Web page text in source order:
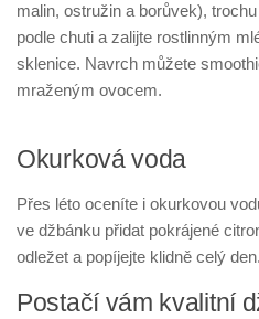
malin, ostružin a borůvek),
podle chuti a zalijte rostlinným
sklenice. Navrch můžete
mraženým ovocem.
Okurková voda
Přes léto oceníte i okurkovou
ve džbánku přidat pokrájené
odležet a popíjejte klidně celý
Postačí vám kvalitní